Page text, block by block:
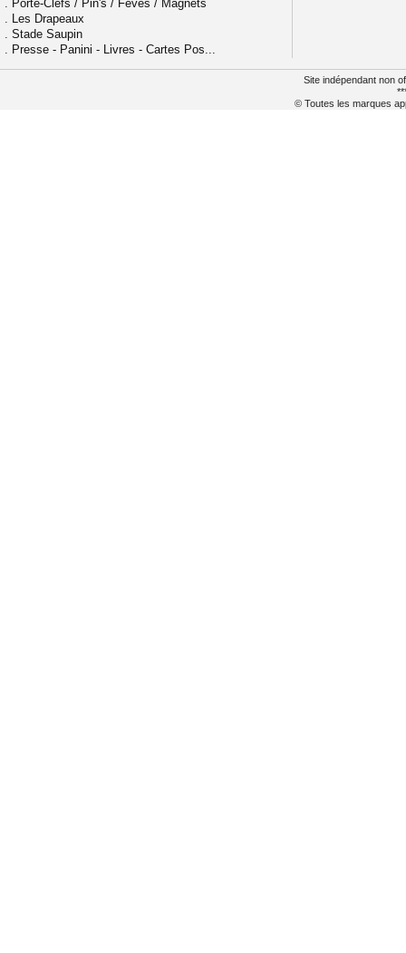
. Porte-Clefs / Pin's / Fèves / Magnets
. Les Drapeaux
. Stade Saupin
. Presse - Panini - Livres - Cartes Pos...
Site indépendant non
© Toutes les marques